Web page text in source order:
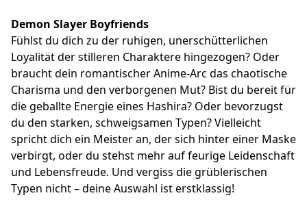
Demon Slayer Boyfriends
Fühlst du dich zu der ruhigen, unerschütterlichen
Loyalität der stilleren Charaktere hingezogen? Oder
braucht dein romantischer Anime-Arc das chaotische
Charisma und den verborgenen Mut? Bist du bereit für
die geballte Energie eines Hashira? Oder bevorzugst
du den starken, schweigsamen Typen? Vielleicht
spricht dich ein Meister an, der sich hinter einer Maske
verbirgt, oder du stehst mehr auf feurige Leidenschaft
und Lebensfreude. Und vergiss die grüblerischen
Typen nicht – deine Auswahl ist erstklassig!